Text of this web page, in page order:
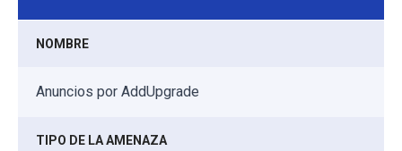
NOMBRE
Anuncios por AddUpgrade
TIPO DE LA AMENAZA